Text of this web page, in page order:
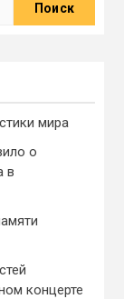
мира
о
в
концерте